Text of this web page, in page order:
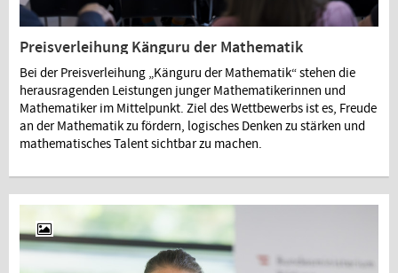
Preisverleihung Känguru der Mathematik
Bei der Preisverleihung „Känguru der Mathematik“ stehen die
herausragenden Leistungen junger Mathematikerinnen und
Mathematiker im Mittelpunkt. Ziel des Wettbewerbs ist es, Freude
an der Mathematik zu fördern, logisches Denken zu stärken und
mathematisches Talent sichtbar zu machen.